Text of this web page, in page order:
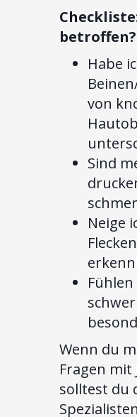
betroffen?
Habe
von
Sind
Neige
Wenn du
Fragen mit
solltest du